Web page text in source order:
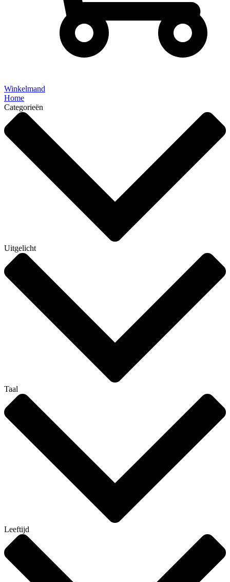
Winkelmand
Home
Categorieën
Uitgelicht
Taal
Leeftijd